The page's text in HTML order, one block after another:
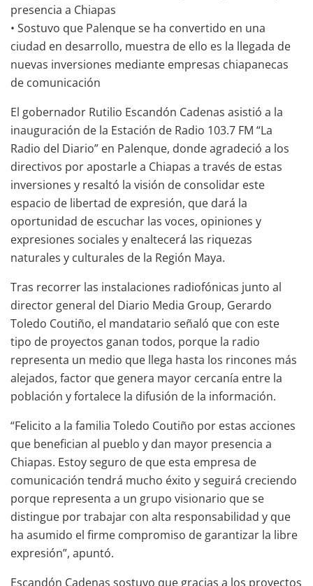
presencia a Chiapas
• Sostuvo que Palenque se ha convertido en una
ciudad en desarrollo, muestra de ello es la llegada de
nuevas inversiones mediante empresas chiapanecas
de comunicación
El gobernador Rutilio Escandón Cadenas asistió a la
inauguración de la Estación de Radio 103.7 FM “La
Radio del Diario” en Palenque, donde agradeció a los
directivos por apostarle a Chiapas a través de estas
inversiones y resaltó la visión de consolidar este
espacio de libertad de expresión, que dará la
oportunidad de escuchar las voces, opiniones y
expresiones sociales y enaltecerá las riquezas
naturales y culturales de la Región Maya.
Tras recorrer las instalaciones radiofónicas junto al
director general del Diario Media Group, Gerardo
Toledo Coutiño, el mandatario señaló que con este
tipo de proyectos ganan todos, porque la radio
representa un medio que llega hasta los rincones más
alejados, factor que genera mayor cercanía entre la
población y fortalece la difusión de la información.
“Felicito a la familia Toledo Coutiño por estas acciones
que benefician al pueblo y dan mayor presencia a
Chiapas. Estoy seguro de que esta empresa de
comunicación tendrá mucho éxito y seguirá creciendo
porque representa a un grupo visionario que se
distingue por trabajar con alta responsabilidad y que
ha asumido el firme compromiso de garantizar la libre
expresión”, apuntó.
Escandón Cadenas sostuvo que gracias a los proyectos